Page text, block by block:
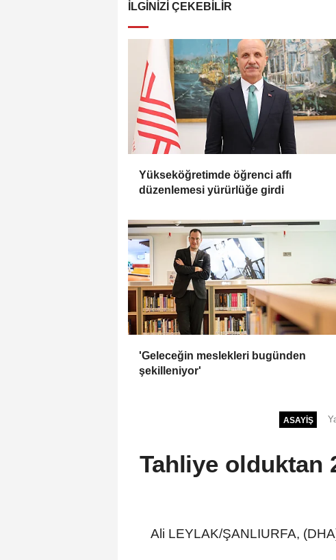
İLGINIZI ÇEKEBILIR
Yükseköğretimde öğrenci affı
düzenlemesi yürürlüğe girdi
'Geleceğin meslekleri bugünden
şekilleniyor'
ASAYIŞ
Tahliye olduktan
Ali LEYLAK/ŞANLIURFA,